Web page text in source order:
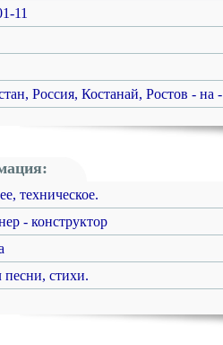
11
Россия, Костанай, Ростов - на -
техническое.
- конструктор
песни, стихи.